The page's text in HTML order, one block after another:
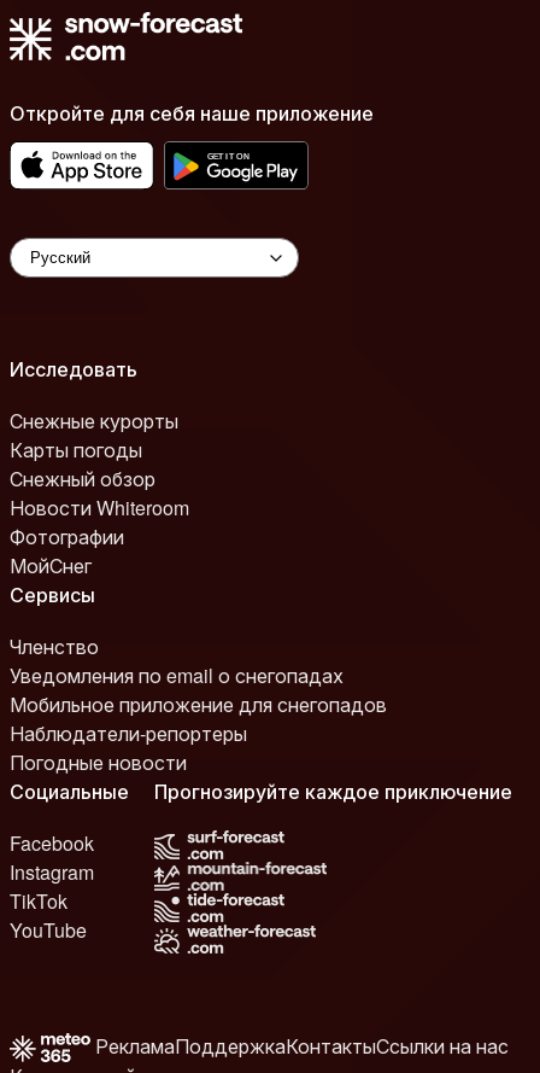
Откройте для себя наше приложение
Исследовать
Снежные курорты
Карты погоды
Снежный обзор
Новости Whiteroom
Фотографии
МойСнег
Сервисы
Членство
Уведомления по email о снегопадах
Мобильное приложение для снегопадов
Наблюдатели-репортеры
Погодные новости
Социальные
Facebook
Instagram
TikTok
YouTube
Прогнозируйте каждое приключение
РекламаПоддержкаКонтактыСсылки на нас